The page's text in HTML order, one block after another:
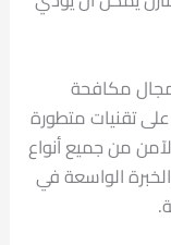
مكافحة
تقنيات متطورة
من جميع أنواع
الواسعة في